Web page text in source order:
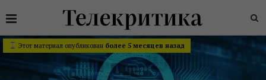
Этот материал опубликован более 5 месяцев назад